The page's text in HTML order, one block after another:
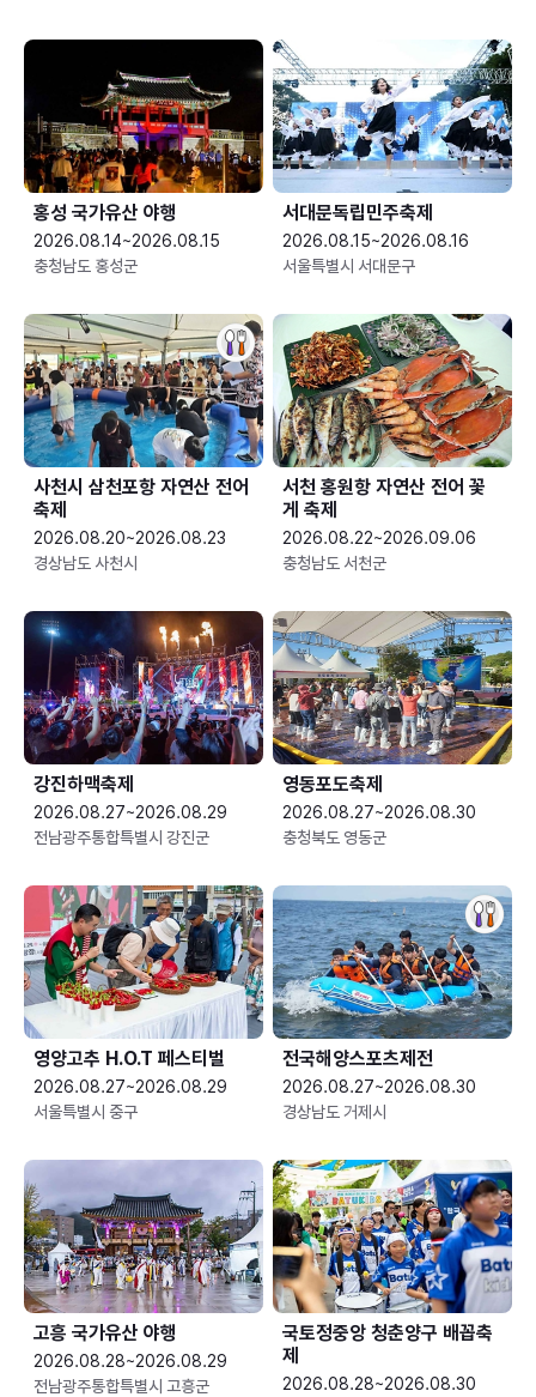
홍성 국가유산 야행
2026.08.14~2026.08.15
충청남도 홍성군
서대문독립민주축제
2026.08.15~2026.08.16
서울특별시 서대문구
사천시 삼천포항 자연산 전어
축제
2026.08.20~2026.08.23
경상남도 사천시
서천 홍원항 자연산 전어 꽃
게 축제
2026.08.22~2026.09.06
충청남도 서천군
강진하맥축제
2026.08.27~2026.08.29
전남광주통합특별시 강진군
영동포도축제
2026.08.27~2026.08.30
충청북도 영동군
영양고추 H.O.T 페스티벌
2026.08.27~2026.08.29
서울특별시 중구
전국해양스포츠제전
2026.08.27~2026.08.30
경상남도 거제시
고흥 국가유산 야행
2026.08.28~2026.08.29
전남광주통합특별시 고흥군
국토정중앙 청춘양구 배꼽축
제
2026.08.28~2026.08.30